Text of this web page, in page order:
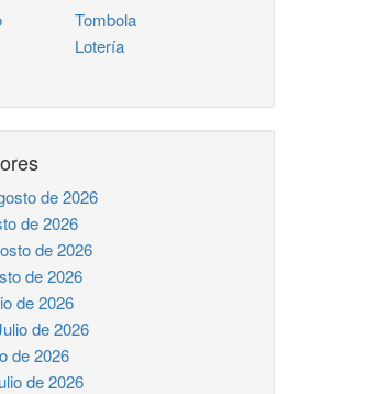
Tombola
Lotería
de 2026
de 2026
de 2026
de 2026
de 2026
de 2026
de 2026
de 2026